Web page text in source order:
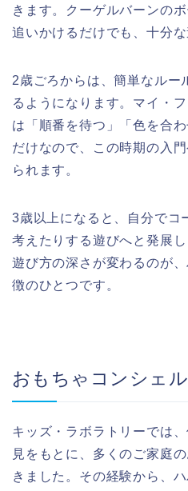
きます。クーゲルバーンの
追いかけるだけでも、十分な
2歳ごろからは、簡単なルー
るようになります。マイ・
は「順番を待つ」「色を合
だけなので、この時期の入
られます。
3歳以上になると、自分でコ
考えたりする遊びへと発展
遊び方の深さが変わるのが
徴のひとつです。
おもちゃコンシェ
キッズ・ラボラトリーでは
見をもとに、多くのご家庭
きました。その経験から、